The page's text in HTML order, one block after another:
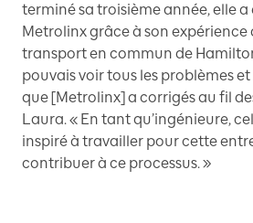
terminé sa troisième année, elle
Metrolinx grâce à son expérience
transport en commun de
pouvais voir tous les problèmes
que [Metrolinx] a corrigés au fil
Laura. « En tant qu’ingénieure,
inspiré à travailler pour cette
contribuer à ce processus. »